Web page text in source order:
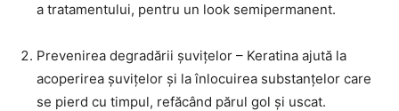
a tratamentului, pentru un look semipermanent.
Prevenirea degradării șuvițelor – Keratina ajută la
acoperirea șuvițelor și la înlocuirea substanțelor care
se pierd cu timpul, refăcând părul gol și uscat.